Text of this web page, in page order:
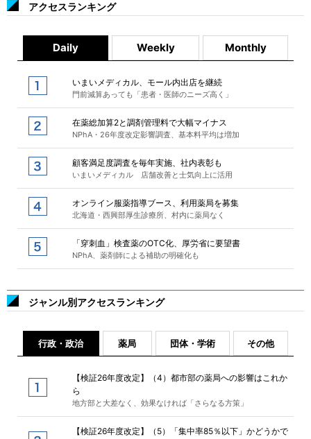
アクセスランキング
Daily Weekly Monthly
いまいメディカル、モール内出店を継続
門前減算あっても「患者・医師のニーズ高く」
在薬総加算2と調剤管理料で大幅マイナス
NPhA・26年度改定影響調査、基本料平均は増加
顧客満足度調査を毎年実施、社内表彰も
いまいメディカル 店舗改善と士気向上に活用
オンライン服薬指導ブース、利用薬局を募集
北海道・西興部厚生診療所、村内に薬局なく
「穿刺血」検査薬のOTC化、厚労省に要望書
NPhA、薬剤師による補助の明確化も
ジャンル別アクセスランキング
行政・政治 薬局 団体・学術 その他
【検証26年度改定】（4）都市部の薬局への影響はこれか
ら
地方部と大差なく、効果なければ「さらなる方策」
【検証26年度改定】（5）「集中率85％以下」かどうかで